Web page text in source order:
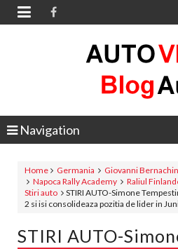

Navigation
Home Germania Giovanni
Napoca Rally Academy
Raliul
Stiri auto
STIRI AUTO-Simone
2 si isi consolideaza pozitia de lider in
STIRI AUTO-